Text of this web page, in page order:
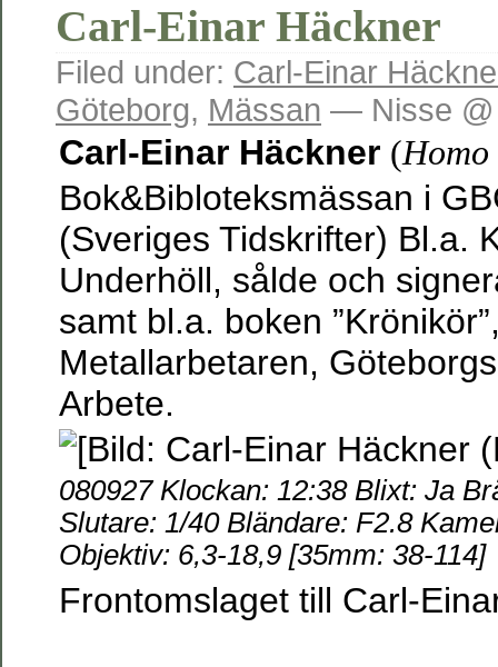
Carl-Einar Häckner
Filed under: Carl-Einar
Göteborg, Mässan — Nisse @
Carl-Einar Häckner (Homo
Bok&Bibloteksmässan i
(Sveriges Tidskrifter) Bl.a.
Underhöll, sålde och
samt bl.a. boken
Metallarbetaren,
Arbete.
080927 Klockan: 12:38 Blixt: Ja
Slutare: 1/40 Bländare: F2.8
Objektiv: 6,3-18,9 [35mm: 38-114]
Frontomslaget till Carl-